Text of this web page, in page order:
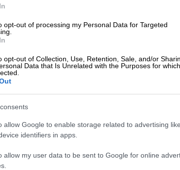
opt-out of processing my Personal Data for Targeted
opt-out of Collection, Use, Retention, Sale, and/or
Data that Is Unrelated with the Purposes for
allow Google to enable storage related to advertising
identifiers in apps.
allow my user data to be sent to Google for online
σχέδια του ΡΙΚ για την επιλογή
Μετά την επιτυχία του «JALLA»
Η ΕΡΤ επιβεβαιώνει τη
της στη Eurovision 2027 -
Επιστρέφει το «Sing for
για την ανάδειξη του
Η υποβολή συμμετοχών
να ξεκινήσει τον Σεπτέμβριο, με